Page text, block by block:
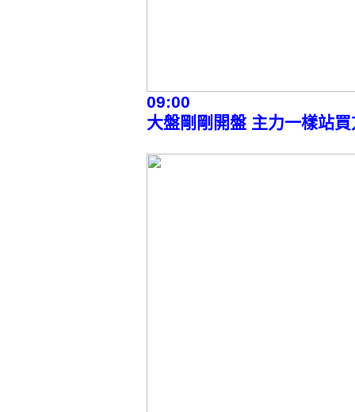
09:00
大盤剛剛開盤 主力一樣站